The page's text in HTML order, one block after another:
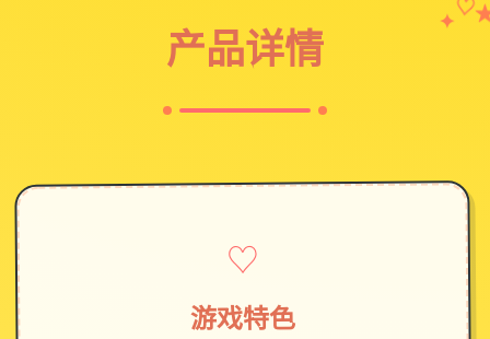
产品详情
✦ ♡
♡
游戏特色